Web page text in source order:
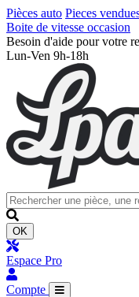
Pièces auto Pieces
Boite de vitesse occasion
Besoin d'aide pour votre
Lun-Ven 9h-18h
OK
Espace Pro
Compte